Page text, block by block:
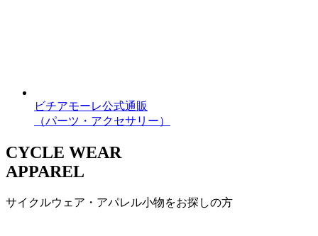
ビチアモーレ公式通販
（パーツ・アクセサリー）
CYCLE WEAR
APPAREL
サイクルウェア・アパレル小物をお探しの方